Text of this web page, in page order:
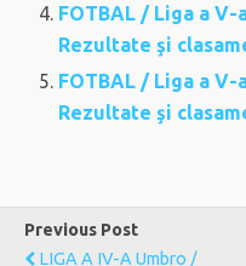
FOTBAL / Liga a V-
Rezultate şi
FOTBAL / Liga a V-
Rezultate şi
Previous Post
LIGA A IV-A Umbro /